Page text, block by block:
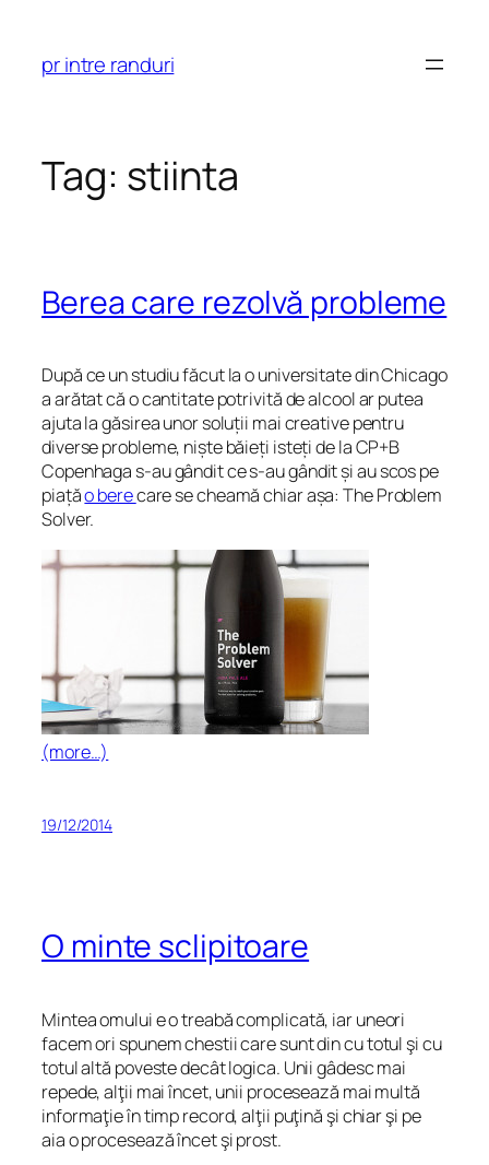
content
pr intre randuri
Tag: stiinta
Berea care rezolvă probleme
După ce un studiu făcut la o universitate din Chicago
a arătat că o cantitate potrivită de alcool ar putea
ajuta la găsirea unor soluții mai creative pentru
diverse probleme, niște băieți isteți de la CP+B
Copenhaga s-au gândit ce s-au gândit și au scos pe
piațăo berecare se cheamă chiar așa: The Problem
Solver.
(more…)
19/12/2014
O minte sclipitoare
Mintea omului e o treabă complicată, iar uneori
facem ori spunem chestii care sunt din cu totul şi cu
totul altă poveste decât logica. Unii gâdesc mai
repede, alţii mai încet, unii procesează mai multă
informaţie în timp record, alţii puţină şi chiar şi pe
aia o procesează încet şi prost.